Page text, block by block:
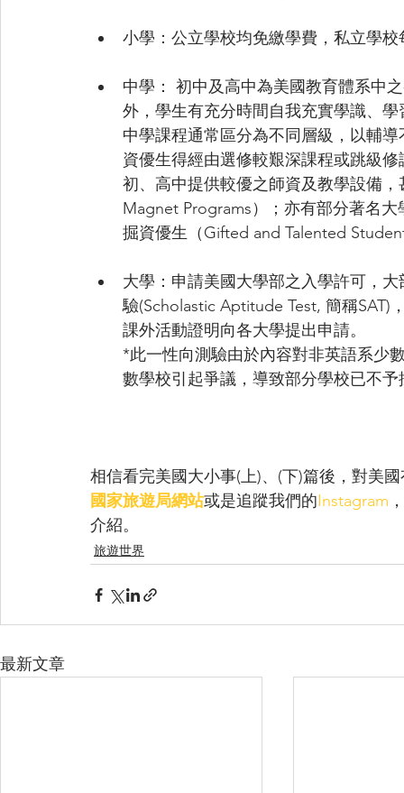
小學：公立學校均免繳學費，私立學
中學： 初中及高中為美國教育體系中
外，學生有充分時間自我充實學識、
中學課程通常區分為不同層級，以輔
資優生得經由選修較艱深課程或跳級
初、高中提供較優之師資及教學設備
Magnet Programs）；亦有部分著名
掘資優生（Gifted and Talented
大學：申請美國大學部之入學許可，
驗(Scholastic Aptitude Test, 簡稱SAT)
課外活動證明向各大學提出申請。
*此一性向測驗由於內容對非英語系少
數學校引起爭議，導致部分學校已不
相信看完美國大小事(上)、(下)篇後，對美
國家旅遊局網站或是追蹤我們的Instagram
介紹。
旅遊世界
最新文章